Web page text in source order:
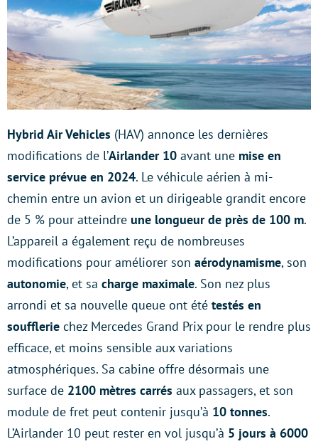
Hybrid Air Vehicles (HAV) annonce les dernières
modifications de l’Airlander 10 avant une mise en
service prévue en 2024. Le véhicule aérien à mi-
chemin entre un avion et un dirigeable grandit encore
de 5 % pour atteindre une longueur de près de 100 m.
L’appareil a également reçu de nombreuses
modifications pour améliorer son aérodynamisme, son
autonomie, et sa charge maximale. Son nez plus
arrondi et sa nouvelle queue ont été testés en
soufflerie chez Mercedes Grand Prix pour le rendre plus
efficace, et moins sensible aux variations
atmosphériques. Sa cabine offre désormais une
surface de 2100 mètres carrés aux passagers, et son
module de fret peut contenir jusqu’à 10 tonnes.
L’Airlander 10 peut rester en vol jusqu’à 5 jours à 6000